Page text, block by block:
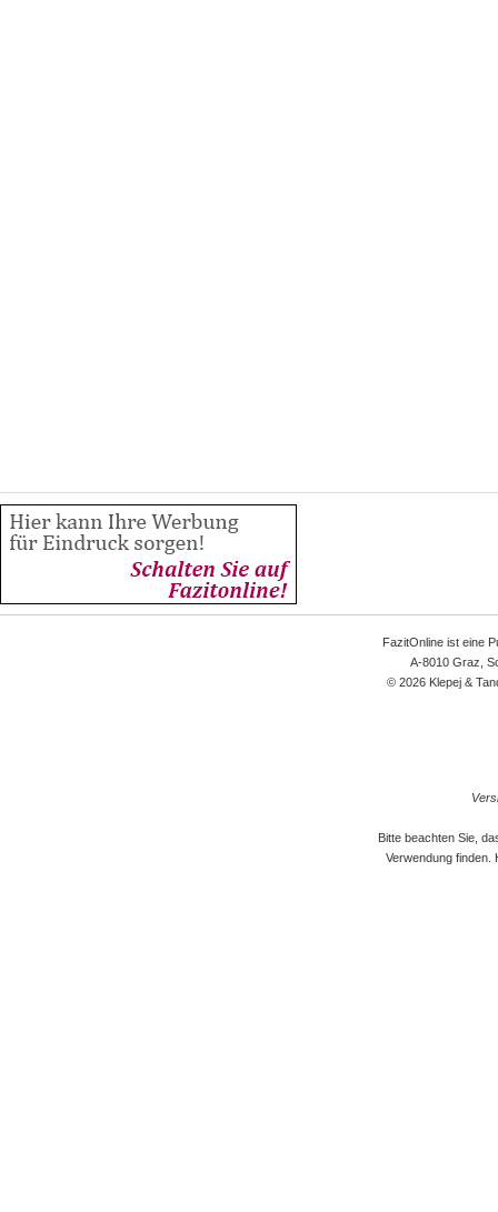
FazitOnline ist eine
A-8010 Graz,
© 2026 Klepej &
Bitte beachten Sie,
Verwendung finden.